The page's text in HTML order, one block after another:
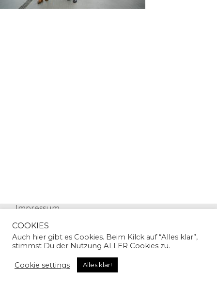
Impressum
© Copyright 2024 | Sandra Gallian | All Rights
COOKIES
Auch hier gibt es Cookies. Beim Kilck auf “Alles klar”,
stimmst Du der Nutzung ALLER Cookies zu.
Cookie settings Alles klar!